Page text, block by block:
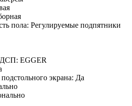
пола: Регулируемые подпятники
EGGER
экрана: Да